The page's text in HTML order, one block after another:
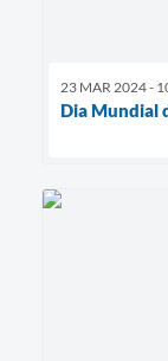
23 MAR 2024 -
Dia Mundial